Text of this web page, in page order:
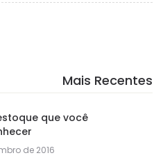
Mais Recentes
que você
de 2016